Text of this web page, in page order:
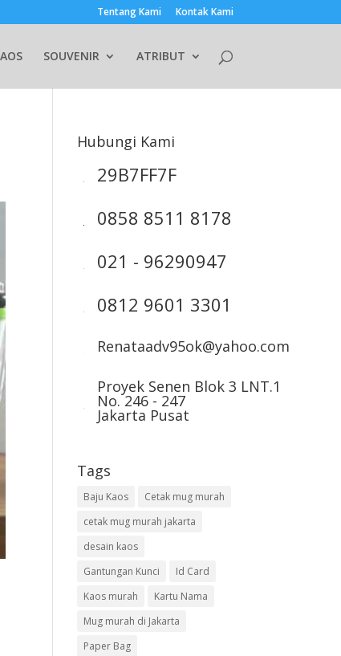
Tentang Kami Kontak Kami
SOUVENIR ATRIBUT
Hubungi Kami
29B7FF7F
0858 8511 8178
021 - 96290947
0812 9601 3301
Renataadv95ok@yahoo.com
Proyek Senen Blok 3 LNT.1
No. 246 - 247
Jakarta Pusat
Tags
Baju Kaos
Cetak mug murah
cetak mug murah jakarta
desain kaos
Gantungan Kunci
Id Card
Kaos murah
Kartu Nama
Mug murah di Jakarta
Paper Bag